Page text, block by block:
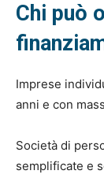
Chi può
Imprese
anni e con
Società di
semplificate e